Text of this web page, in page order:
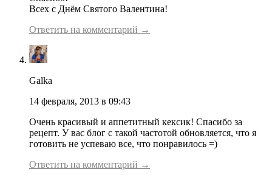
Всех с Днём Святого Валентина!
Ответить на комментарий →
Galka
14 февраля, 2013 в 09:43
Очень красивый и аппетитный кексик! Спасибо за
рецепт. У вас блог с такой частотой обновляется, что я
готовить не успеваю все, что понравилось =)
Ответить на комментарий →